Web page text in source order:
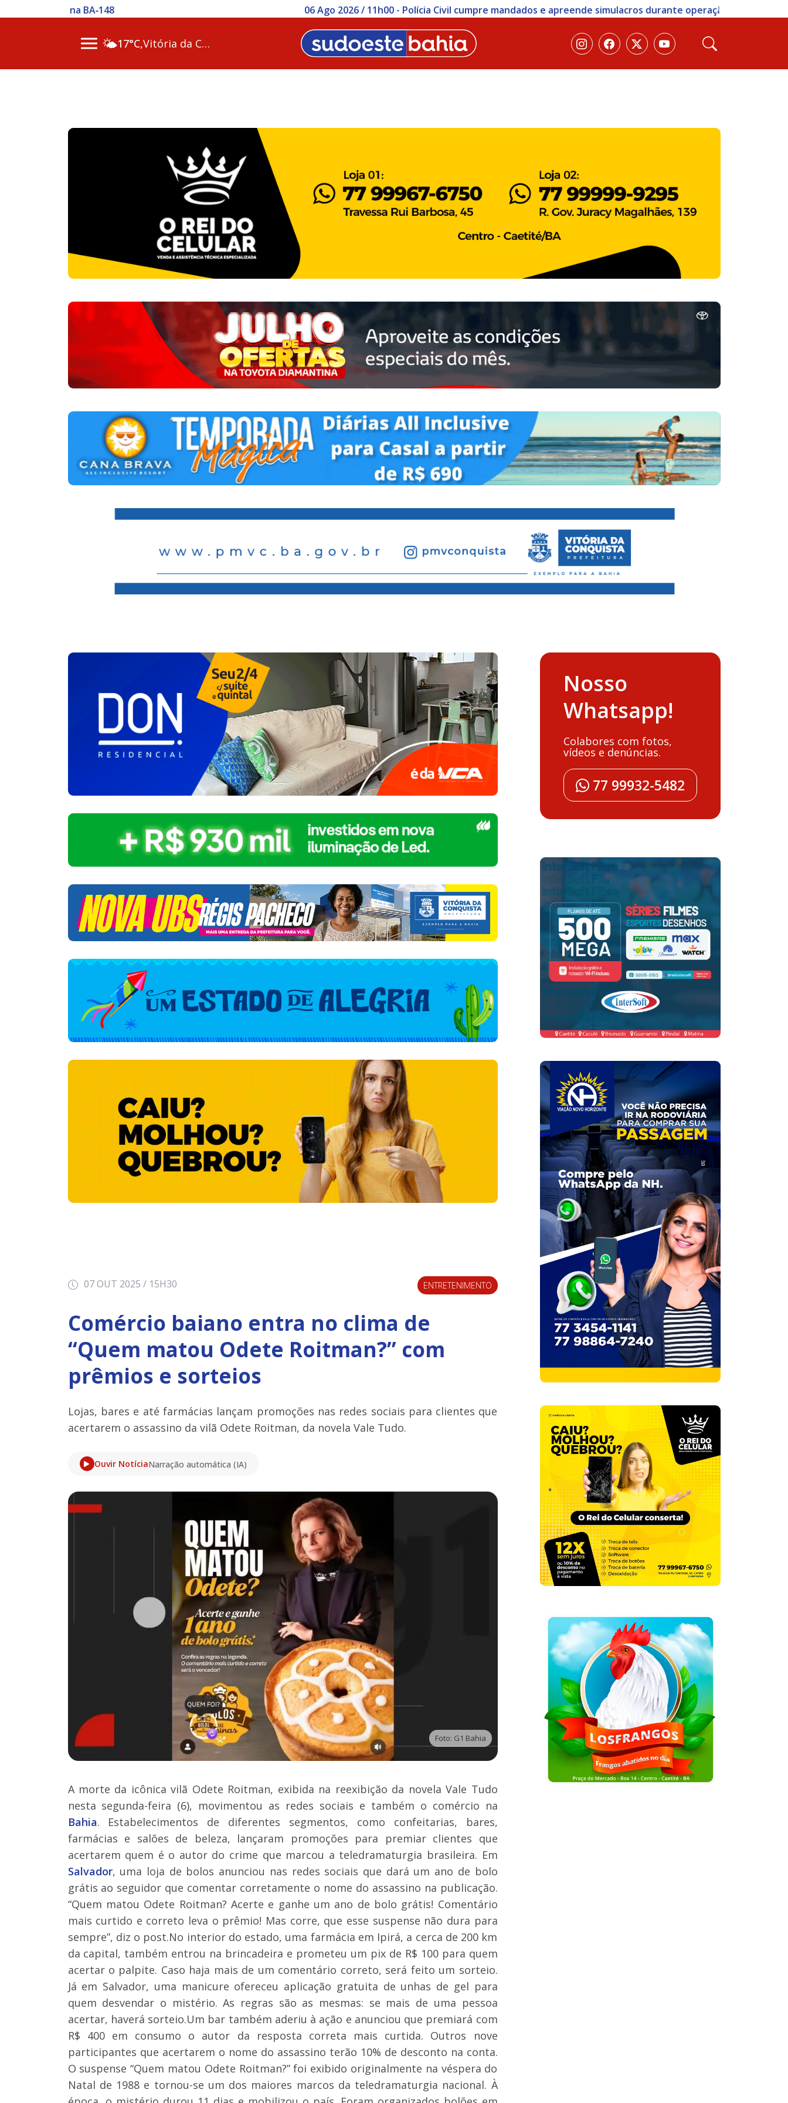
06 Ago 2026 / 11h00 - Polícia Civil cumpre mandados e apreende simulacros durante operação em Vitória da Conquista
🌤️17°C, Vitória da Conq…
07 OUT 2025 / 15H30 ENTRETENIMENTO
Comércio baiano entra no clima de
“Quem matou Odete Roitman?” com
prêmios e sorteios
Lojas, bares e até farmácias lançam promoções nas redes sociais para clientes que
acertarem o assassino da vilã Odete Roitman, da novela Vale Tudo.
Ouvir NotíciaNarração automática (IA)
Foto: G1 Bahia
A morte da icônica vilã Odete Roitman, exibida na reexibição da novela Vale Tudo
nesta segunda-feira (6), movimentou as redes sociais e também o comércio na
Bahia. Estabelecimentos de diferentes segmentos, como confeitarias, bares,
farmácias e salões de beleza, lançaram promoções para premiar clientes que
acertarem quem é o autor do crime que marcou a teledramaturgia brasileira. Em
Salvador, uma loja de bolos anunciou nas redes sociais que dará um ano de bolo
grátis ao seguidor que comentar corretamente o nome do assassino na publicação.
“Quem matou Odete Roitman? Acerte e ganhe um ano de bolo grátis! Comentário
mais curtido e correto leva o prêmio! Mas corre, que esse suspense não dura para
sempre”, diz o post.No interior do estado, uma farmácia em Ipirá, a cerca de 200 km
da capital, também entrou na brincadeira e prometeu um pix de R$ 100 para quem
acertar o palpite. Caso haja mais de um comentário correto, será feito um sorteio.
Já em Salvador, uma manicure ofereceu aplicação gratuita de unhas de gel para
quem desvendar o mistério. As regras são as mesmas: se mais de uma pessoa
acertar, haverá sorteio.Um bar também aderiu à ação e anunciou que premiará com
R$ 400 em consumo o autor da resposta correta mais curtida. Outros nove
participantes que acertarem o nome do assassino terão 10% de desconto na conta.
O suspense “Quem matou Odete Roitman?” foi exibido originalmente na véspera do
Natal de 1988 e tornou-se um dos maiores marcos da teledramaturgia nacional. À
Nosso
Whatsapp!
Colabores com fotos,
vídeos e denúncias.
77 99932-5482